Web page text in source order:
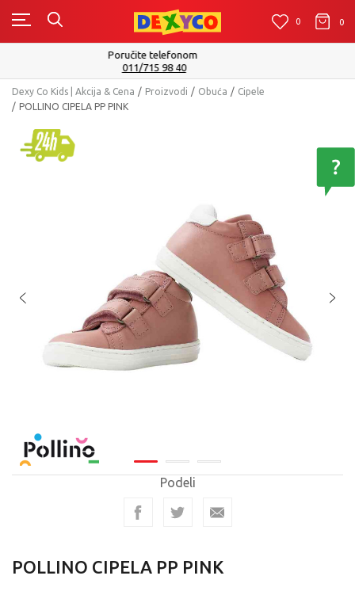
0 0 0
Isporuku možete očekivati u roku od 2 do 4 radna dana!
Pogledaj više
Dexy Co Kids | Akcija & Cena Proizvodi Obuća
Cipele
POLLINO CIPELA PP PINK
Podeli
POLLINO CIPELA PP PINK